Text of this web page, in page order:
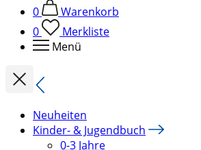
0
Warenkorb
0
Merkliste
Menü
Neuheiten
Kinder- & Jugendbuch
0-3 Jahre